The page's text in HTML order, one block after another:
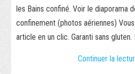
les Bains confiné. Voir le diaporama
confinement (photos aériennes)
article en un clic. Garanti sans
Continuer la